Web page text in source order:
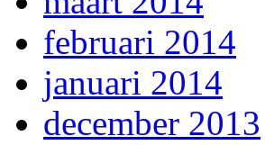
februari 2014
januari 2014
december 2013